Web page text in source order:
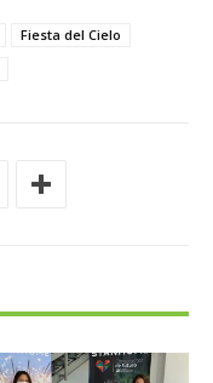
Fiesta del Cielo